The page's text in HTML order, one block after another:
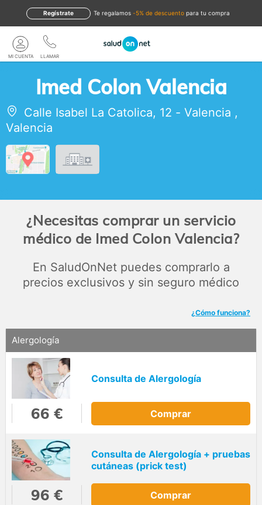
te regalamos -5% de descuento para tu compra
Regístrate
LLAMAR
MI CUENTA
Imed Colon Valencia
Calle Isabel La Catolica, 12 - Valencia ,
Valencia
¿Necesitas comprar un servicio
médico de Imed Colon Valencia?
En SaludOnNet puedes comprarlo a
precios exclusivos y sin seguro médico
¿Cómo funciona?
Alergología
Consulta de Alergología
66 € Comprar
Consulta de Alergología + pruebas
cutáneas (prick test)
96 € Comprar